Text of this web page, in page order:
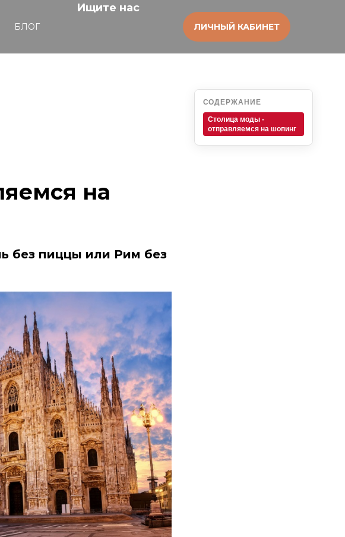
БЛОГ ЛИЧНЫЙ КАБИНЕТ
Ищите нас
на
без пиццы или Рим без
СОДЕРЖАНИЕ
Столица моды -
отправляемся на шопинг